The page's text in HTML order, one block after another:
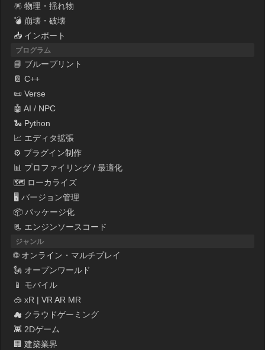
🪅 物理・揺れ物
💣 崩壊・破壊
📥 インポート
プログラム
📘 ブループリント
📔 C++
📜 Verse
🤖 AI / NPC
🐍 Python
📈 エディタ拡張
⚙ プラグイン制作
📊 プロファイリング / 最適化
🗺 ローカライズ
🖥 バージョン管理
📦 パッケージ化
📃 エンジンソースコード
ジャンル
🌐 オンライン・マルチプレイ
🗽 オープンワールド
📱 モバイル
🥽 xR | VR AR MR
☁ クラウドゲーミング
👾 2Dゲーム
🏢 建築業界